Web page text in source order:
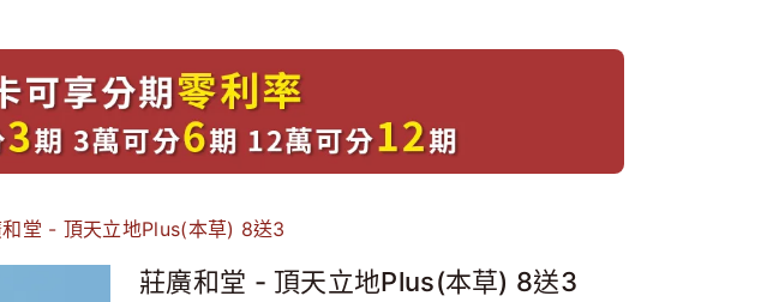
堂 - 頂天立地Plus(本草) 8送3
莊廣和堂 - 頂天立地Plus(本草) 8送3